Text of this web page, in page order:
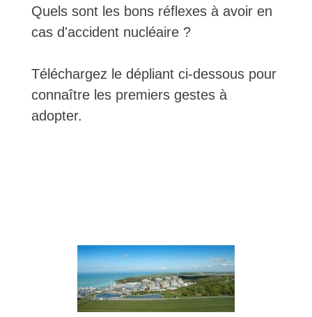
Quels sont les bons réflexes à avoir en
cas d'accident nucléaire ?
Téléchargez le dépliant ci-dessous pour
connaître les premiers gestes à
adopter.